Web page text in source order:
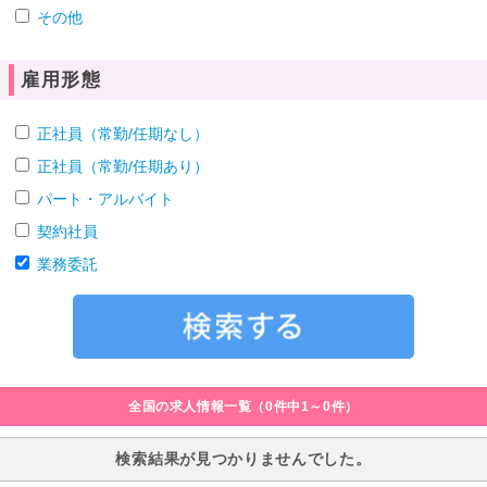
その他
雇用形態
正社員（常勤/任期なし）
正社員（常勤/任期あり）
パート・アルバイト
契約社員
業務委託
全国の求人情報一覧（0件中1～0件）
検索結果が見つかりませんでした。